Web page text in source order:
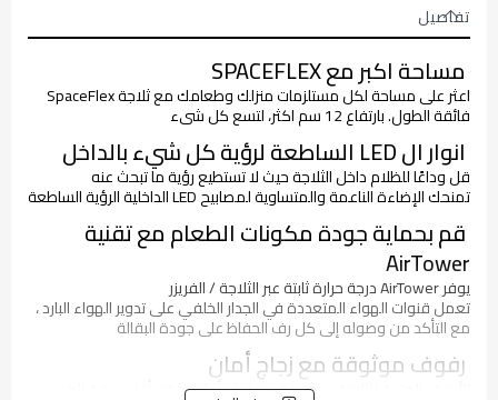
تفاصيل
مساحة اكبر مع SPACEFLEX
اعثر على مساحة لكل مستلزمات منزلك وطعامك مع ثلاجة SpaceFlex
فائقة الطول. بارتفاع 12 سم اكثر، لتسع كل شىء
انوار ال LED الساطعة لرؤية كل شيء بالداخل
قل وداعًا للظلام داخل الثلاجة حيث لا تستطيع رؤية ما تبحث عنه
تمنحك الإضاءة الناعمة والمتساوية لمصابيح LED الداخلية الرؤية الساطعة
قم بحماية جودة مكونات الطعام مع تقنية
AirTower
يوفر AirTower درجة حرارة ثابتة عبر الثلاجة / الفريزر
تعمل قنوات الهواء المتعددة في الجدار الخلفي على تدوير الهواء البارد ،
مع التأكد من وصوله إلى كل رف الحفاظ على جودة البقالة
رفوف موثوقة مع زجاج أمان
الأرفف المتينة للثلاجة مصنوعة من زجاج أمان ، وهو أقل عرضة للكسر